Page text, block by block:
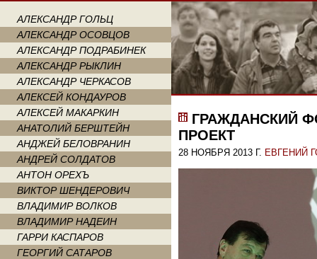
АЛЕКСАНДР ГОЛЬЦ
АЛЕКСАНДР ОСОВЦОВ
АЛЕКСАНДР ПОДРАБИНЕК
АЛЕКСАНДР РЫКЛИН
АЛЕКСАНДР ЧЕРКАСОВ
АЛЕКСЕЙ КОНДАУРОВ
АЛЕКСЕЙ МАКАРКИН
АНАТОЛИЙ БЕРШТЕЙН
АНДЖЕЙ БЕЛОВРАНИН
АНДРЕЙ СОЛДАТОВ
АНТОН ОРЕХЪ
ВИКТОР ШЕНДЕРОВИЧ
ВЛАДИМИР ВОЛКОВ
ВЛАДИМИР НАДЕИН
ГАРРИ КАСПАРОВ
ГЕОРГИЙ САТАРОВ
ГРАЖДАНСКИЙ
ПРОЕКТ
28 НОЯБРЯ 2013 Г. ЕВГЕНИЙ